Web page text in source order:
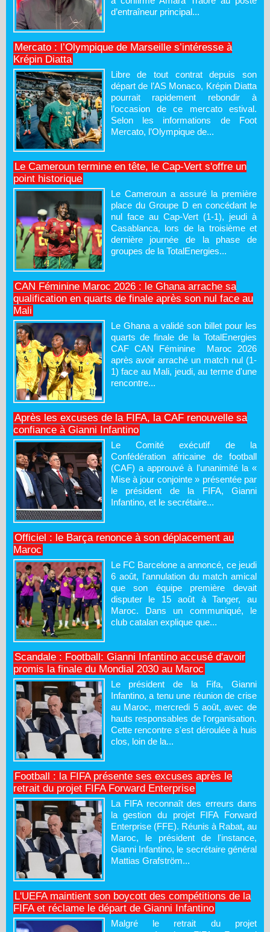
d’entraîneur principal...
Mercato : l’Olympique de Marseille s’intéresse à
Krépin Diatta
Libre de tout contrat depuis son
départ de l’AS Monaco, Krépin Diatta
pourrait rapidement rebondir à
l’occasion de ce mercato estival.
Selon les informations de Foot
Mercato, l’Olympique de...
Le Cameroun termine en tête, le Cap-Vert s'offre un
point historique
Le Cameroun a assuré la première
place du Groupe D en concédant le
nul face au Cap-Vert (1-1), jeudi à
Casablanca, lors de la troisième et
dernière journée de la phase de
groupes de la TotalEnergies...
CAN Féminine Maroc 2026 : le Ghana arrache sa
qualification en quarts de finale après son nul face au
Mali
Le Ghana a validé son billet pour les
quarts de finale de la TotalEnergies
CAF CAN Féminine Maroc 2026
après avoir arraché un match nul (1-
1) face au Mali, jeudi, au terme d'une
rencontre...
Après les excuses de la FIFA, la CAF renouvelle sa
confiance à Gianni Infantino
Le Comité exécutif de la
Confédération africaine de football
(CAF) a approuvé à l'unanimité la «
Mise à jour conjointe » présentée par
le président de la FIFA, Gianni
Infantino, et le secrétaire...
Officiel : le Barça renonce à son déplacement au
Maroc
Le FC Barcelone a annoncé, ce jeudi
6 août, l'annulation du match amical
que son équipe première devait
disputer le 15 août à Tanger, au
Maroc. Dans un communiqué, le
club catalan explique que...
Scandale : Football: Gianni Infantino accusé d'avoir
promis la finale du Mondial 2030 au Maroc
Le président de la Fifa, Gianni
Infantino, a tenu une réunion de crise
au Maroc, mercredi 5 août, avec de
hauts responsables de l'organisation.
Cette rencontre s'est déroulée à huis
clos, loin de la...
Football : la FIFA présente ses excuses après le
retrait du projet FIFA Forward Enterprise
La FIFA reconnaît des erreurs dans
la gestion du projet FIFA Forward
Enterprise (FFE). Réunis à Rabat, au
Maroc, le président de l'instance,
Gianni Infantino, le secrétaire général
Mattias Grafström...
L'UEFA maintient son boycott des compétitions de la
FIFA et réclame le départ de Gianni Infantino
Malgré le retrait du projet